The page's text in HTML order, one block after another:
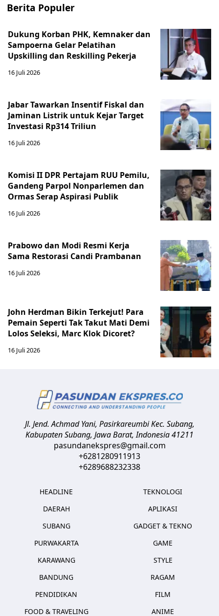
Berita Populer
Dukung Korban PHK, Kemnaker dan
Sampoerna Gelar Pelatihan
Upskilling dan Reskilling Pekerja
16 Juli 2026
Jabar Tawarkan Insentif Fiskal dan
Jaminan Listrik untuk Kejar Target
Investasi Rp314 Triliun
16 Juli 2026
Komisi II DPR Pertajam RUU Pemilu,
Gandeng Parpol Nonparlemen dan
Ormas Serap Aspirasi Publik
16 Juli 2026
Prabowo dan Modi Resmi Kerja
Sama Restorasi Candi Prambanan
16 Juli 2026
John Herdman Bikin Terkejut! Para
Pemain Seperti Tak Takut Mati Demi
Lolos Seleksi, Marc Klok Dicoret?
16 Juli 2026
Jl. Jend. Achmad Yani, Pasirkareumbi Kec. Subang,
Kabupaten Subang, Jawa Barat,Indonesia41211
pasundanekspres@gmail.com
+6281280911913
+6289688232338
HEADLINE
DAERAH
SUBANG
PURWAKARTA
KARAWANG
BANDUNG
PENDIDIKAN
FOOD & TRAVELING
TEKNOLOGI
APLIKASI
GADGET & TEKNO
GAME
STYLE
RAGAM
FILM
ANIME